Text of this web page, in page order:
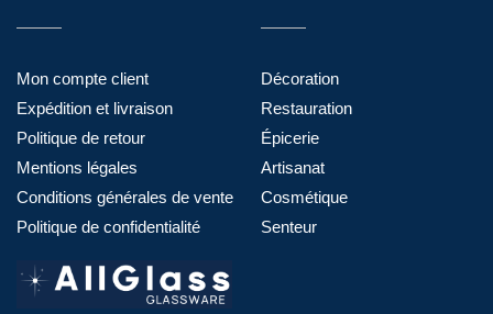
Mon compte client
Expédition et livraison
Politique de retour
Mentions légales
Conditions générales de vente
Politique de confidentialité
Décoration
Restauration
Épicerie
Artisanat
Cosmétique
Senteur